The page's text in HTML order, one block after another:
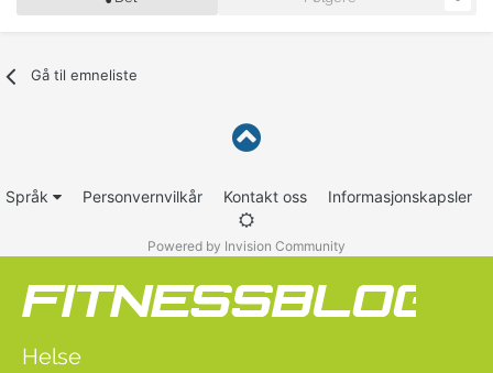
Gå til emneliste
Språk Personvernvilkår Kontakt oss Informasjonskapsler
Powered by Invision Community
Helse